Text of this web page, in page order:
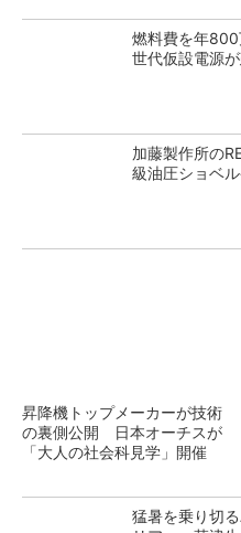
燃料費を年
世代仮設電源
加藤製作所の
級油圧ショベ
昇降機トップメーカーが技術
の裏側公開 日本オーチスが
「大人の社会科見学」開催
猛暑を乗り切